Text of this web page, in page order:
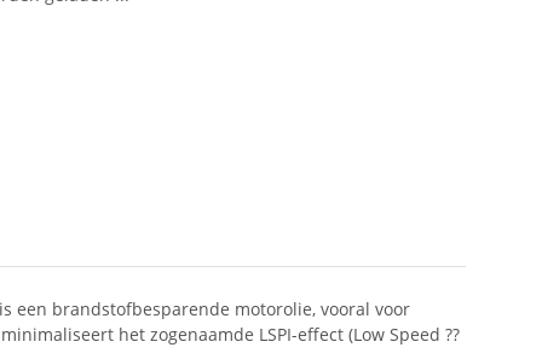
een brandstofbesparende motorolie, vooral voor
het zogenaamde LSPI-effect (Low Speed ??